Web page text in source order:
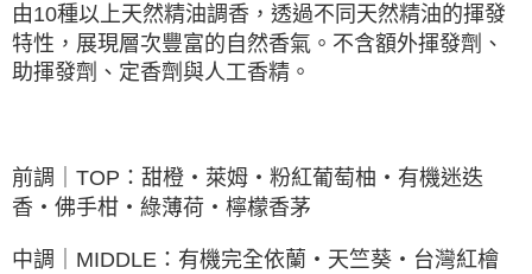
由10種以上天然精油調香，透過不同天然精油的揮發
特性，展現層次豐富的自然香氣。不含額外揮發劑、
助揮發劑、定香劑與人工香精。
前調｜TOP：甜橙・萊姆・粉紅葡萄柚・有機迷迭
香・ 佛手柑 ・綠薄荷・檸檬香茅
中調｜MIDDLE：有機完全依蘭・天竺葵・台灣紅檜